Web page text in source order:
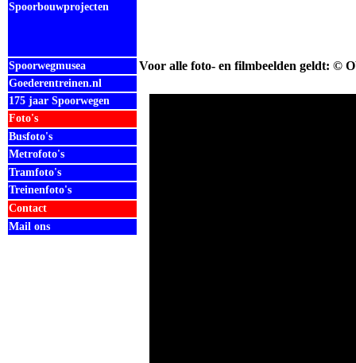
Spoorbouwprojecten
Spoorwegmusea Voor alle foto- en filmbeelden geldt: ©
Goederentreinen.nl
175 jaar Spoorwegen
Foto's
Busfoto's
Metrofoto's
Tramfoto's
Treinenfoto's
Contact
Mail ons